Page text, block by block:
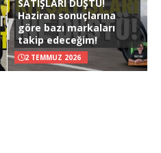
SATIŞLARI DÜŞTÜ!
Haziran sonuçlarına
göre bazı markaları
takip edeceğim!
2 TEMMUZ 2026